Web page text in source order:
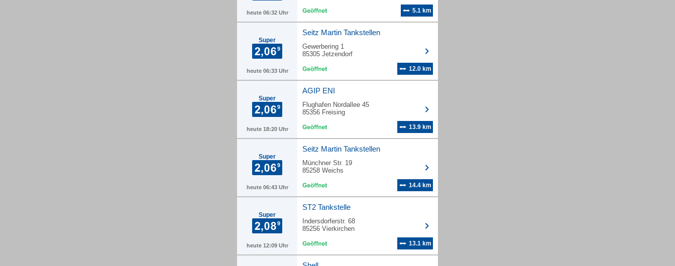
heute 06:32 Uhr 5.1 km
Super
heute 06:33 Uhr
Seitz Martin Tankstellen
Gewerbering 1
85305 Jetzendorf
12.0 km
Super
heute 18:20 Uhr
AGIP ENI
Flughafen Nordallee 45
85356 Freising
13.9 km
Super
heute 06:43 Uhr
Seitz Martin Tankstellen
Münchner Str. 19
85258 Weichs
14.4 km
Super
heute 12:09 Uhr
ST2 Tankstelle
Indersdorferstr. 68
85256 Vierkirchen
13.1 km